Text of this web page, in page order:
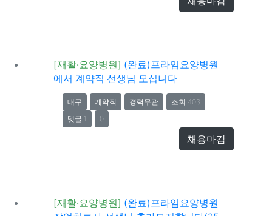
[재활·요양병원] (완료)프라임요양병원
에서 계약직 선생님 모십니다
대구 계약직 경력무관
조회 403
댓글 1
0
채용마감
[재활·요양병원] (완료)프라임요양병원